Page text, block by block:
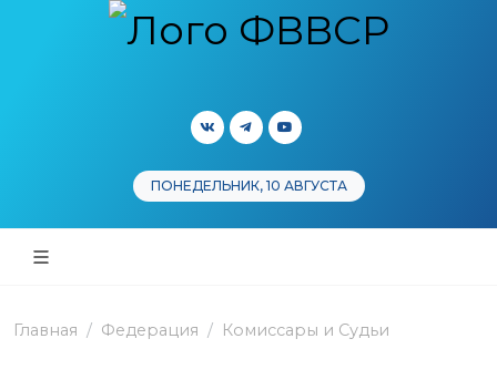
ПОНЕДЕЛЬНИК, 10 АВГУСТА
Главная Федерация Комиссары и Судьи